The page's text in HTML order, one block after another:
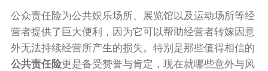
公众责任险为公共娱乐场所、展览馆以及运动场所等经
营者提供了巨大便利，因为它可以帮助经营者转嫁因意
外无法持续经营所产生的损失。特别是那些值得相信的
公共责任险更是备受赞誉与肯定，现在就哪些意外与风